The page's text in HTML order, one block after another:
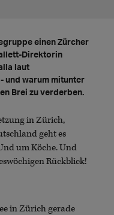
einen Zürcher
Direktorin
laut
und warum mitunter
Brei zu verderben.
in Zürich,
geht es
um Köche. Und
Rückblick!
in Zürich gerade